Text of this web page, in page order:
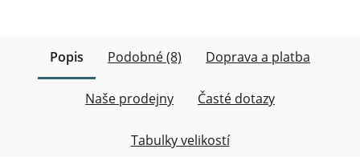
Popis Podobné (8) Doprava a platba
Naše prodejny Časté dotazy
Tabulky velikostí